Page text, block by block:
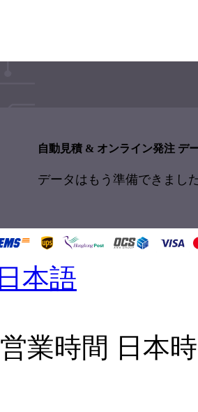
自動見積 & オンライン発注 デ
データはもう準備できまし
日本語
営業時間 日本